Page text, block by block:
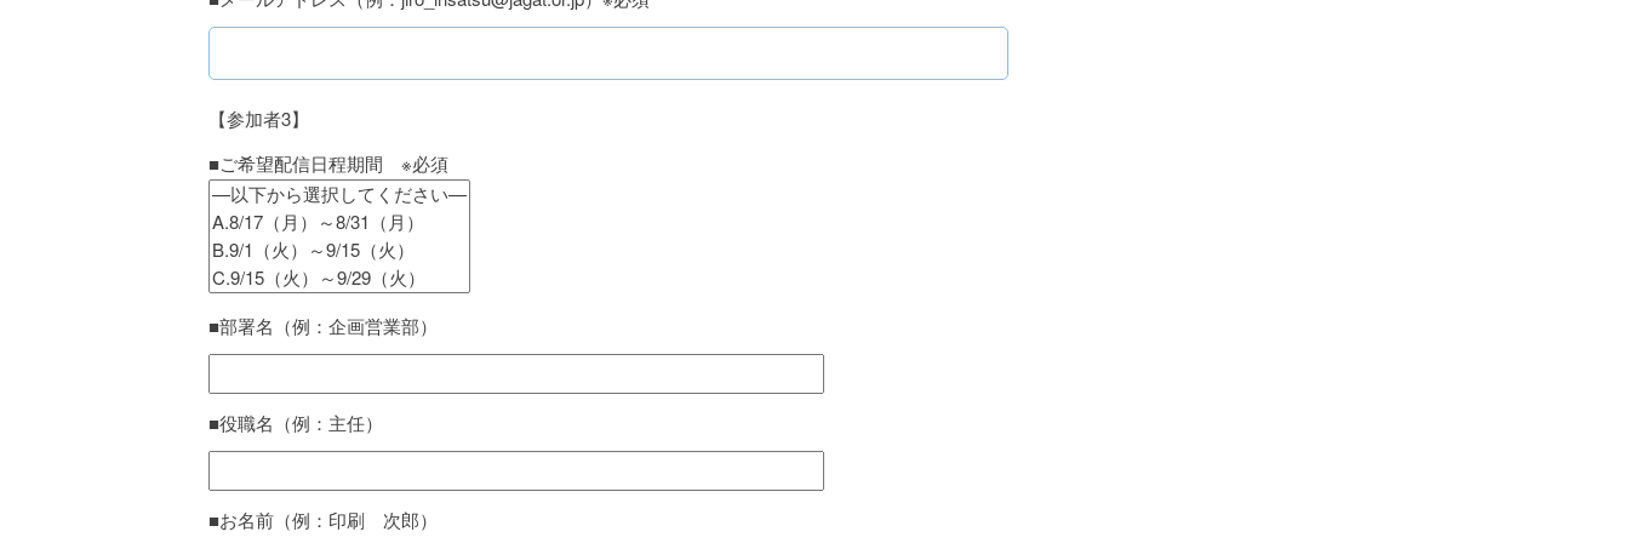
【参加者3】
■ご希望配信日程期間 ※必須
■部署名（例：企画営業部）
■役職名（例：主任）
■お名前（例：印刷 次郎）